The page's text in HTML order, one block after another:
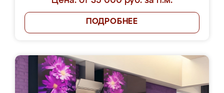
ПОДРОБНЕЕ